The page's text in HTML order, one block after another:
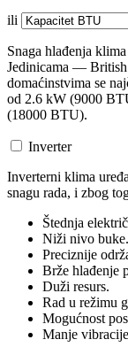
ili
Snaga hlađenja
Jedinicama —
domaćinstvima se
od 2.6 kW (9000
(18000 BTU).
Inverter
Inverterni klima
snagu rada, i zbog
Štednja
Niži nivo buke.
Preciznije
Brže hlađenje
Duži resurs.
Rad u režimu
Mogućnost
Manje